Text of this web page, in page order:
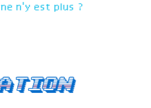
n'y est plus ?